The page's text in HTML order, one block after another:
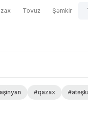
Tovuz Şəmkir
#qazax